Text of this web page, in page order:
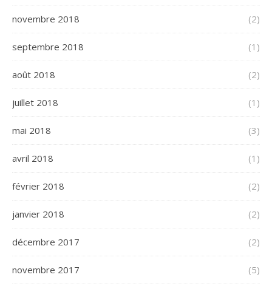
novembre 2018 (2)
septembre 2018 (1)
août 2018 (2)
juillet 2018 (1)
mai 2018 (3)
avril 2018 (1)
février 2018 (2)
janvier 2018 (2)
décembre 2017 (2)
novembre 2017 (5)